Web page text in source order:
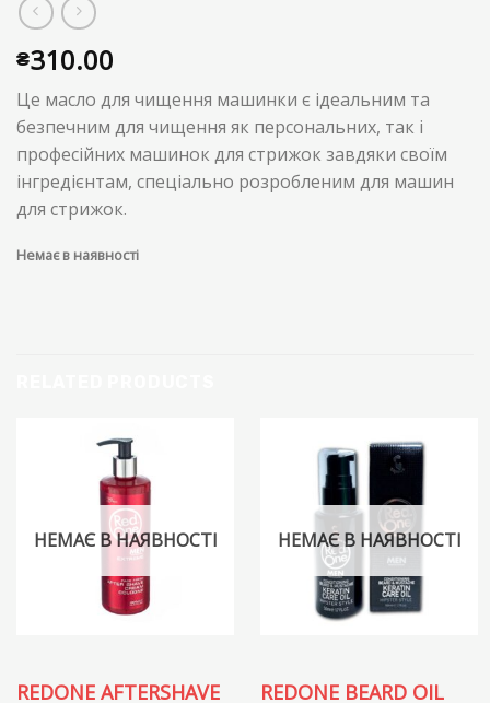
₴310.00
Це масло для чищення машинки є ідеальним та
безпечним для чищення як персональних, так і
професійних машинок для стрижок завдяки своїм
інгредієнтам, спеціально розробленим для машин
для стрижок.
Немає в наявності
НЕМАЄ В НАЯВНОСТІ
REDONE AFTERSHAVE
НЕМАЄ В НАЯВНОСТІ
REDONE BEARD OIL